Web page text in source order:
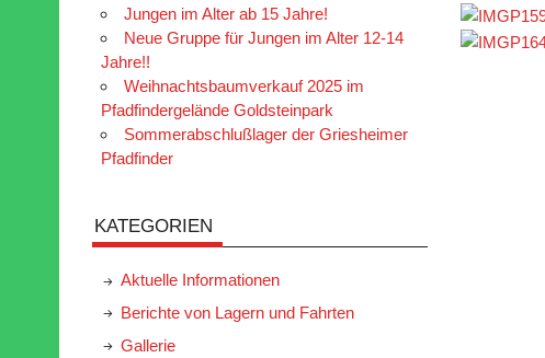
Jungen im Alter ab 15 Jahre!
Neue Gruppe für Jungen im Alter 12-14
Jahre!!
Weihnachtsbaumverkauf 2025 im
Pfadfindergelände Goldsteinpark
Sommerabschlußlager der Griesheimer
Pfadfinder
KATEGORIEN
Aktuelle Informationen
Berichte von Lagern und Fahrten
Gallerie